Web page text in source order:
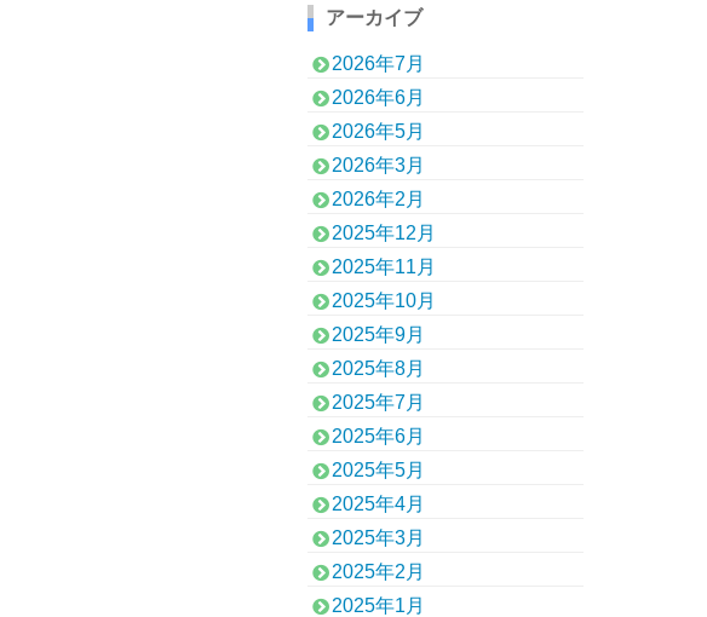
アーカイブ
2026年7月
2026年6月
2026年5月
2026年3月
2026年2月
2025年12月
2025年11月
2025年10月
2025年9月
2025年8月
2025年7月
2025年6月
2025年5月
2025年4月
2025年3月
2025年2月
2025年1月